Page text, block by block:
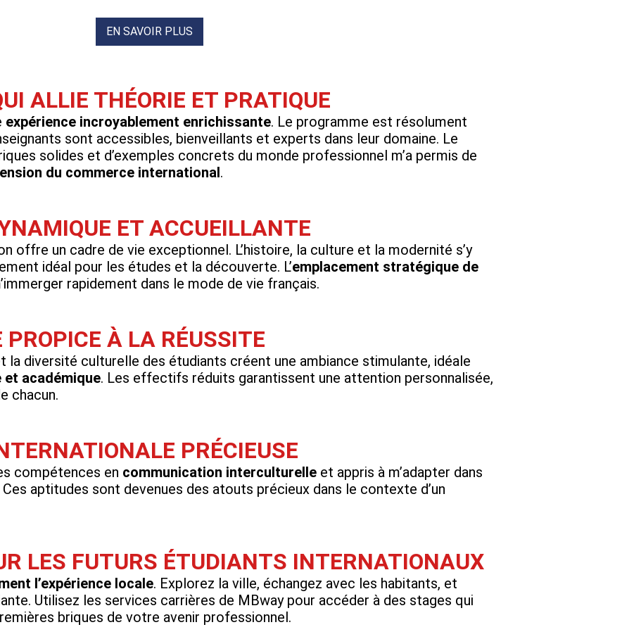
EN SAVOIR PLUS
ALLIE THÉORIE ET PRATIQUE
expérience incroyablement enrichissante. Le programme est résolument
sont accessibles, bienveillants et experts dans leur domaine. Le
solides et d’exemples concrets du monde professionnel m’a permis de
du commerce international.
ET ACCUEILLANTE
offre un cadre de vie exceptionnel. L’histoire, la culture et la modernité s’y
idéal pour les études et la découverte. L’emplacement stratégique de
rapidement dans le mode de vie français.
À LA RÉUSSITE
diversité culturelle des étudiants créent une ambiance stimulante, idéale
académique. Les effectifs réduits garantissent une attention personnalisée,
chacun.
PRÉCIEUSE
compétences en communication interculturelle et appris à m’adapter dans
aptitudes sont devenues des atouts précieux dans le contexte d’un
LES FUTURS ÉTUDIANTS INTERNATIONAUX
l’expérience locale. Explorez la ville, échangez avec les habitants, et
Utilisez les services carrières de MBway pour accéder à des stages qui
briques de votre avenir professionnel.